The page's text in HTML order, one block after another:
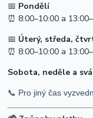
📅 Pondělí
⏰ 8:00–10:00 a
📅 Úterý, středa,
⏰ 8:00–10:00 a
Sobota, neděle a
📞 Pro jiný čas